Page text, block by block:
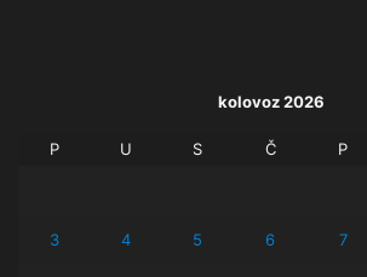
kolovoz 2026
P U S Č P
3 4 5 6 7